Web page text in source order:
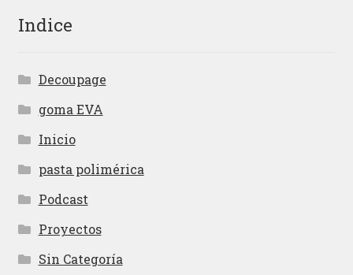
Indice
Decoupage
goma EVA
Inicio
pasta polimérica
Podcast
Proyectos
Sin Categoría